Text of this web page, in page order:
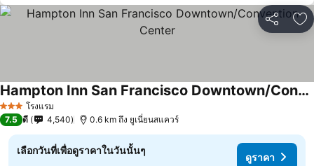
แชร์ เ
3 ดาว โรงแรม
Hampton Inn San Francisco Downtown/Convention Center
ดูราคา
7.5 ดี 4,540 0.6 km ถึง ยูเนี่ยนสแควร์
เลือกวันที่เพื่อดูราคาในวันนั้นๆ
ดูราคา